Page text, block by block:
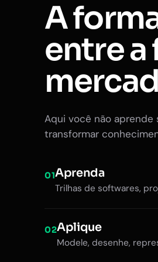
A
entre a
Aqui você não aprende
transformar
01Aprenda
Trilhas de softwares,
02Aplique
Modele, desenhe,